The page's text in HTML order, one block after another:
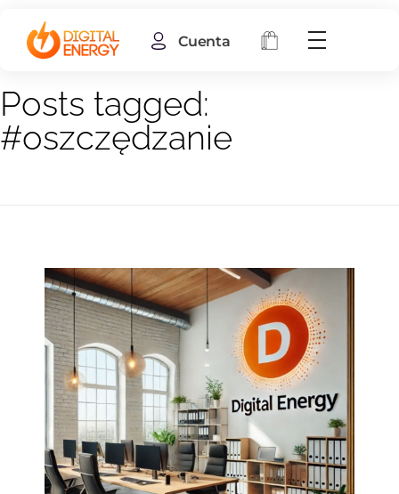
Cuenta
Home #oszczędzanie
Posts tagged:
#oszczędzanie